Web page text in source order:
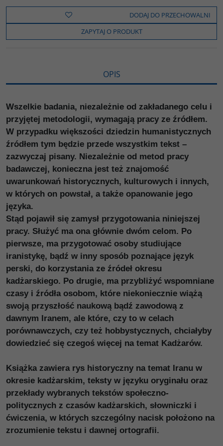
e
o
k
t
t
e
o
y
i
n
k
z
e
l
s
DODAJ DO PRZECHOWALNI
ZAPYTAJ O PRODUKT
OPIS
Wszelkie badania, niezależnie od zakładanego celu i
przyjętej metodologii, wymagają pracy ze źródłem.
W przypadku większości dziedzin humanistycznych
źródłem tym będzie przede wszystkim tekst –
zazwyczaj pisany. Niezależnie od metod pracy
badawczej, konieczna jest też znajomość
uwarunkowań historycznych, kulturowych i innych,
w których on powstał, a także opanowanie jego
języka.
Stąd pojawił się zamysł przygotowania niniejszej
pracy. Służyć ma ona głównie dwóm celom. Po
pierwsze, ma przygotować osoby studiujące
iranistykę, bądź w inny sposób poznające język
perski, do korzystania ze źródeł okresu
kadżarskiego. Po drugie, ma przybliżyć wspomniane
czasy i źródła osobom, które niekoniecznie wiążą
swoją przyszłość naukową bądź zawodową z
dawnym Iranem, ale które, czy to w celach
porównawczych, czy też hobbystycznych, chciałyby
dowiedzieć się czegoś więcej na temat Kadżarów.
Książka zawiera rys historyczny na temat Iranu w
okresie kadżarskim, teksty w języku oryginału oraz
przekłady wybranych tekstów społeczno-
politycznych z czasów kadżarskich, słowniczki i
ćwiczenia, w których szczególny nacisk położono na
zrozumienie tekstu i dawnej ortografii.